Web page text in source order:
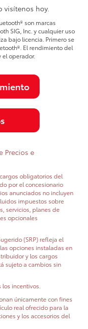
visítenos hoy.
son marcas
SIG, Inc. y cualquier uso
bajo licencia. Primero se
El rendimiento del
operador.
Precios e
obligatorios del
por el concesionario
anunciados no incluyen
impuestos sobre
servicios, planes de
opcionales
(SRP) refleja el
opciones instaladas en
y los cargos
sujeto a cambios sin
incentivos.
únicamente con fines
real ofrecido para la
y los accesorios del